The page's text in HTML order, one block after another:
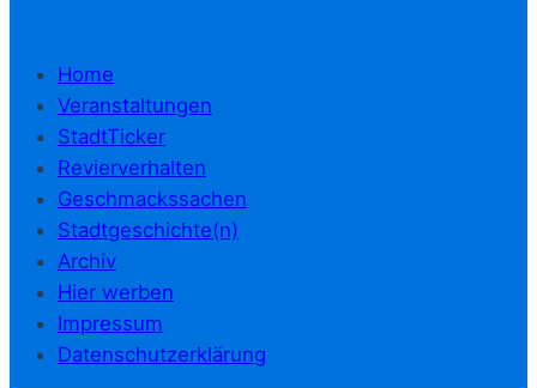
Home
Veranstaltungen
StadtTicker
Revierverhalten
Geschmackssachen
Stadtgeschichte(n)
Archiv
Hier werben
Impressum
Datenschutzerklärung